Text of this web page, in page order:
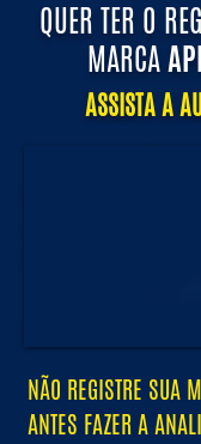
QUER TER O
MARCA
ASSISTA A
NÃO REGISTRE SUA
ANTES FAZER A